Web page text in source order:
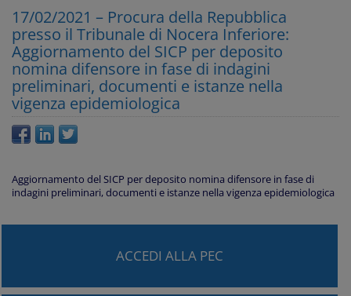
17/02/2021 – Procura della Repubblica
presso il Tribunale di Nocera Inferiore:
Aggiornamento del SICP per deposito
nomina difensore in fase di indagini
preliminari, documenti e istanze nella
vigenza epidemiologica
Aggiornamento del SICP per deposito nomina difensore in fase di
indagini preliminari, documenti e istanze nella vigenza epidemiologica
ACCEDI ALLA PEC